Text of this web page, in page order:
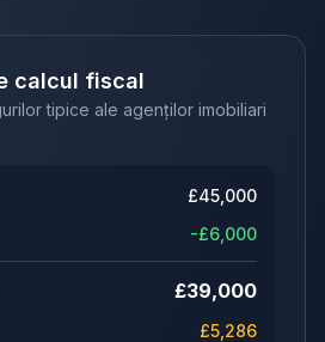
calcul fiscal
tipice ale agenților imobiliari
£45,000
-£6,000
£39,000
£5,286